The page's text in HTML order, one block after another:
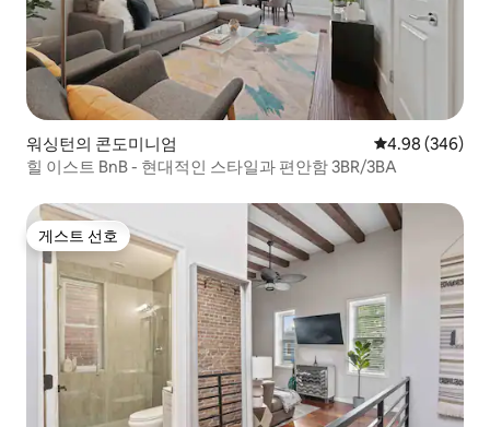
워싱턴의 콘도미니엄 평점 4.98점(5
4.98 (346)
힐 이스트 BnB - 현대적인 스타일과 편안함 3BR/3BA
게스트 선호
게스트 선호